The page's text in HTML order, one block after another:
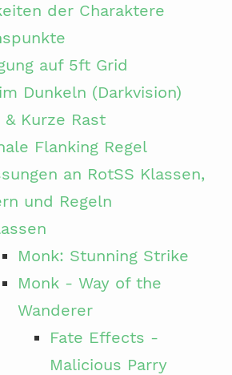
der Charaktere
auf 5ft Grid
Dunkeln (Darkvision)
& Kurze Rast
Flanking Regel
an RotSS Klassen,
und Regeln
Monk: Stunning Strike
Monk - Way of the
Wanderer
Fate Effects -
Malicious Parry